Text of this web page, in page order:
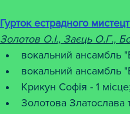
Гурток естрадного
Золотов О.І., Заєць О.Г.,
вокальний ансамбль
вокальний ансамбль
Крикун Софія - 1 місце;
Золотова